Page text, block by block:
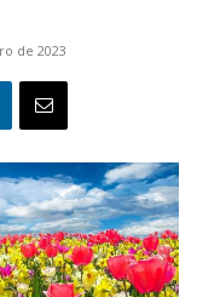
de 2023